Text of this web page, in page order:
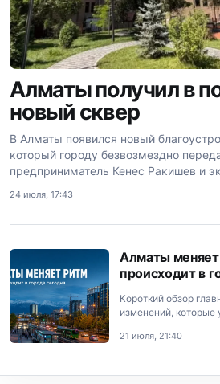
Алматы получил в
новый сквер
В Алматы появился новый
который городу безвозмездно
предприниматель Кенес Ракишев и
24 июля, 17:43
Алматы
происходит в
Короткий обзор
изменений,
21 июля, 21:40